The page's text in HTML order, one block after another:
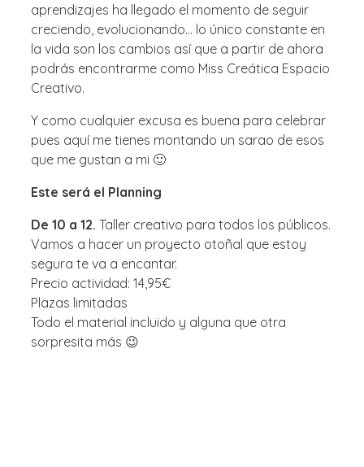
aprendizajes ha llegado el momento de seguir
creciendo, evolucionando… lo único constante en
la vida son los cambios así que a partir de ahora
podrás encontrarme como Miss Creática Espacio
Creativo.
Y como cualquier excusa es buena para celebrar
pues aquí me tienes montando un sarao de esos
que me gustan a mi 🙂
Este será el Planning
De 10 a 12. Taller creativo para todos los públicos.
Vamos a hacer un proyecto otoñal que estoy
segura te va a encantar.
Precio actividad: 14,95€
Plazas limitadas
Todo el material incluido y alguna que otra
sorpresita más 😉